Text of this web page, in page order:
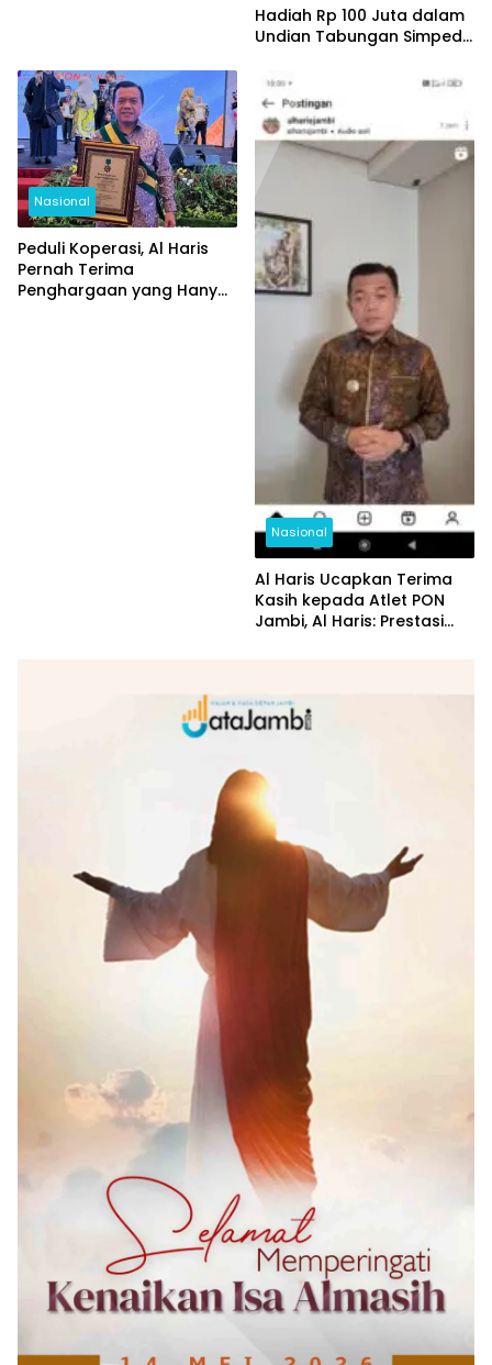
Hadiah Rp 100 Juta dalam
Undian Tabungan Simpeda
Nasional
Peduli Koperasi, Al Haris
Pernah Terima
Penghargaan yang Hanya
Nasional
Al Haris Ucapkan Terima
Kasih kepada Atlet PON
Jambi, Al Haris: Prestasi